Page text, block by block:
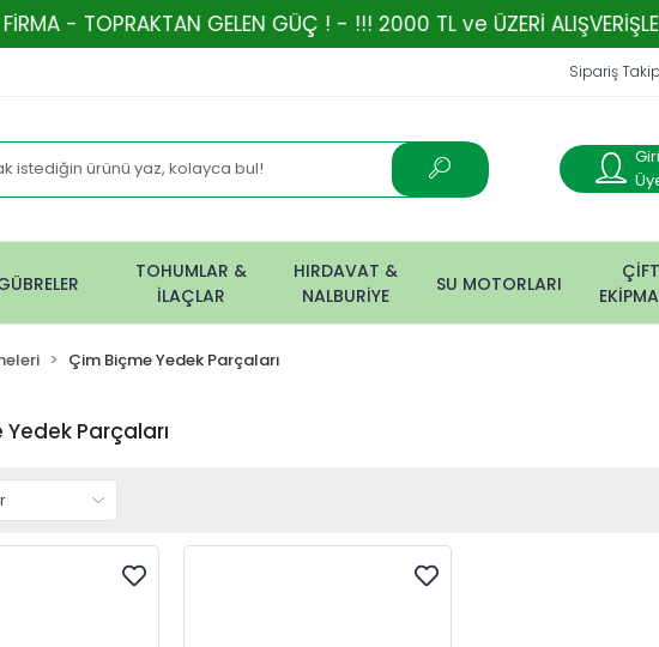
GELEN GÜÇ ! - !!! 2000 TL ve ÜZERİ
Sipariş Takip
TOHUMLAR &
İLAÇLAR
HIRDAVAT &
NALBURİYE
SU MOTORLARI
Çim Biçme Yedek Parçaları
Parçaları